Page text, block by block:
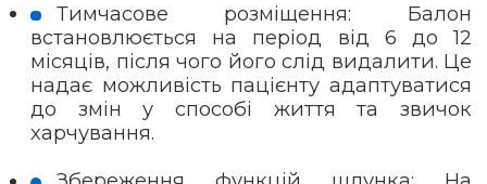
Тимчасове розміщення: Балон
встановлюється на період від 6 до 12
місяців, після чого його слід видалити. Це
надає можливість пацієнту адаптуватися
до змін у способі життя та звичок
харчування.